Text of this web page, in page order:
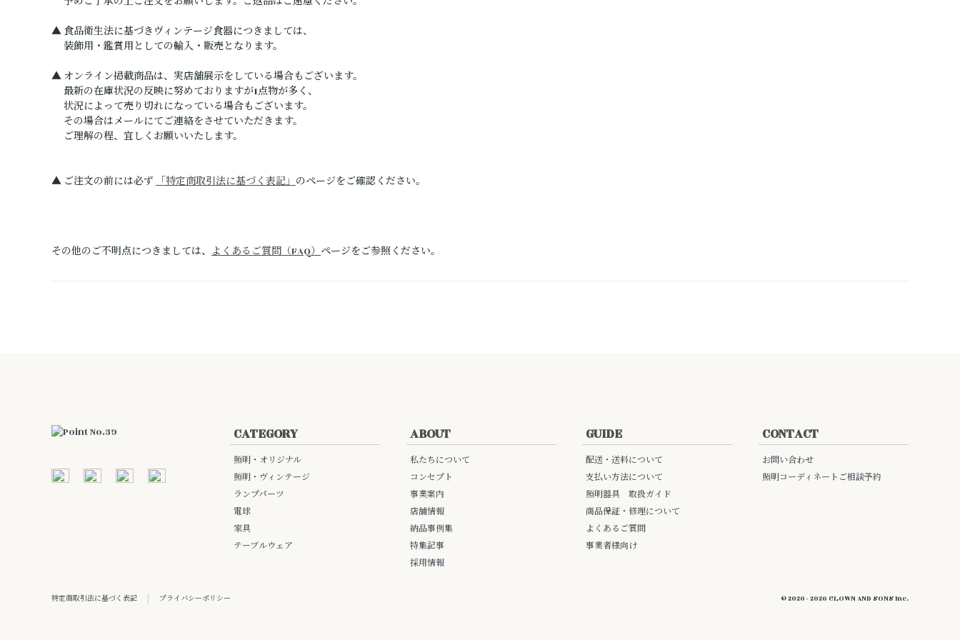
▲ 食品衛生法に基づきヴィンテージ食器につきましては、
装飾用・鑑賞用としての輸入・販売となります。
▲ オンライン掲載商品は、実店舗展示をしている場合もございます。
最新の在庫状況の反映に努めておりますが1点物が多く、
状況によって売り切れになっている場合もございます。
その場合はメールにてご連絡をさせていただきます。
ご理解の程、宜しくお願いいたします。
▲ ご注文の前には必ず 「特定商取引法に基づく表記」のページをご確認ください。
その他のご不明点につきましては、 よくあるご質問（FAQ）ページをご参照ください。
CATEGORY
照明・オリジナル
照明・ヴィンテージ
ランプパーツ
電球
家具
テーブルウェア
ABOUT
私たちについて
コンセプト
事業案内
店舗情報
納品事例集
特集記事
採用情報
GUIDE
配送・送料について
支払い方法について
照明器具 取扱ガイド
商品保証・修理について
よくあるご質問
事業者様向け
CONTACT
お問い合わせ
照明コーディネートご相談予約
特定商取引法に基づく表記 プライバシーポリシー © 2020 - 2026 CLOWN AND SONS Inc.